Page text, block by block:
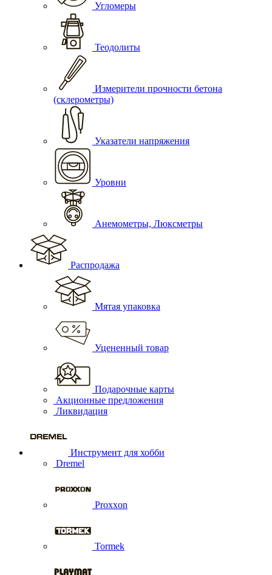
Угломеры
Теодолиты
Измерители прочности бетона
(склерометры)
Указатели напряжения
Уровни
Анемометры, Люксметры
Распродажа
Мятая упаковка
Уцененный товар
Подарочные карты
Акционные предложения
Ликвидация
Инструмент для хобби
Dremel
Proxxon
Tormek